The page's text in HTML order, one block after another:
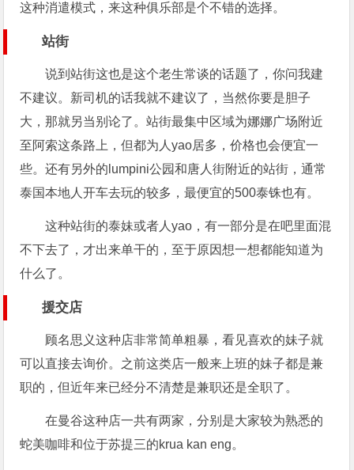
这种消遣模式，来这种俱乐部是个不错的选择。
站街
说到站街这也是这个老生常谈的话题了，你问我建
不建议。新司机的话我就不建议了，当然你要是胆子
大，那就另当别论了。站街最集中区域为娜娜广场附近
至阿索这条路上，但都为人yao居多，价格也会便宜一
些。还有另外的lumpini公园和唐人街附近的站街，通常
泰国本地人开车去玩的较多，最便宜的500泰铢也有。
这种站街的泰妹或者人yao，有一部分是在吧里面混
不下去了，才出来单干的，至于原因想一想都能知道为
什么了。
援交店
顾名思义这种店非常简单粗暴，看见喜欢的妹子就
可以直接去询价。之前这类店一般来上班的妹子都是兼
职的，但近年来已经分不清楚是兼职还是全职了。
在曼谷这种店一共有两家，分别是大家较为熟悉的
蛇美咖啡和位于苏提三的krua kan eng。